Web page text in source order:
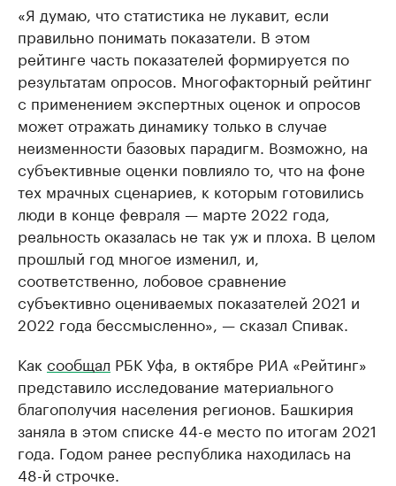
«Я думаю, что статистика не лукавит, если
правильно понимать показатели. В этом
рейтинге часть показателей формируется по
результатам опросов. Многофакторный рейтинг
с применением экспертных оценок и опросов
может отражать динамику только в случае
неизменности базовых парадигм. Возможно, на
субъективные оценки повлияло то, что на фоне
тех мрачных сценариев, к которым готовились
люди в конце февраля — марте 2022 года,
реальность оказалась не так уж и плоха. В целом
прошлый год многое изменил, и,
соответственно, лобовое сравнение
субъективно оцениваемых показателей 2021 и
2022 года бессмысленно», — сказал Спивак.
Как сообщал РБК Уфа, в октябре РИА «Рейтинг»
представило исследование материального
благополучия населения регионов. Башкирия
заняла в этом списке 44-е место по итогам 2021
года. Годом ранее республика находилась на
48-й строчке.